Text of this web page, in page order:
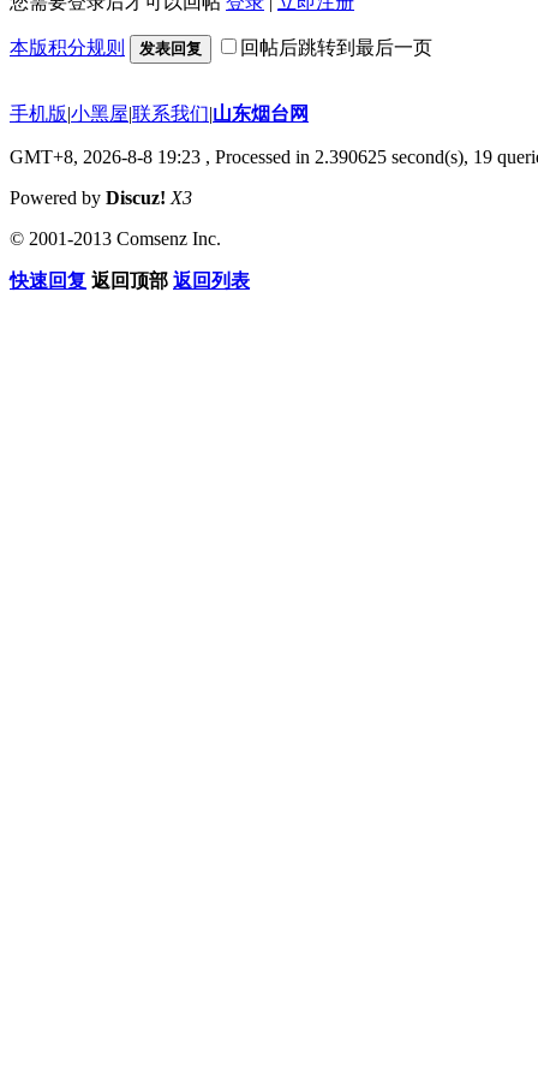
本版积分规则 发表回复 回帖后跳转到最后一页
手机版|小黑屋|联系我们|山东烟台网
GMT+8, 2026-8-8 19:23 , Processed in 2.390625 second(s), 19
Powered by Discuz! X3
© 2001-2013 Comsenz Inc.
快速回复 返回顶部 返回列表